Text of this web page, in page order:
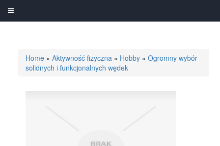
Home »Aktywność fizyczna » Hobby »Ogromny wybór
solidnych i funkcjonalnych wędek